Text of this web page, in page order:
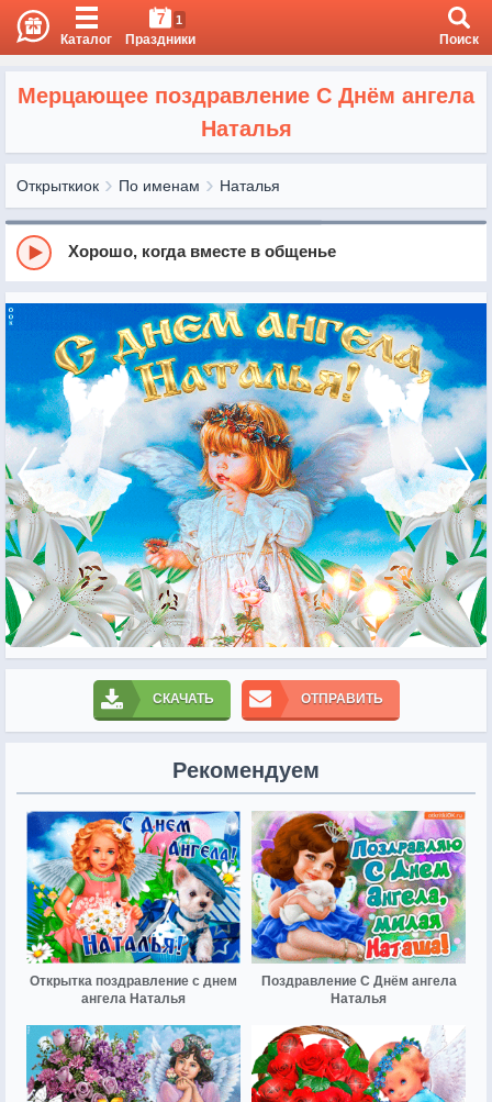
Каталог
7 1
Праздники Поиск
Мерцающее поздравление С Днём ангела
Наталья
Открыткиок По именам Наталья
Хорошо, когда вместе в общенье
СКАЧАТЬ ОТПРАВИТЬ
Рекомендуем
Открытка поздравление с днем
ангела Наталья
Поздравление С Днём ангела
Наталья